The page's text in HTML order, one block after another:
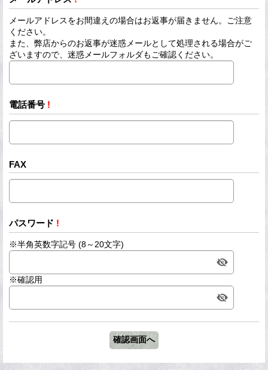
メールアドレスをお間違えの場合はお返事が届きません。ご注意
ください。
また、弊店からのお返事が迷惑メールとして処理される場合がご
ざいますので、迷惑メールフォルダもご確認ください。
電話番号 !
FAX
パスワード !
※半角英数字記号 (8～20文字)
※確認用